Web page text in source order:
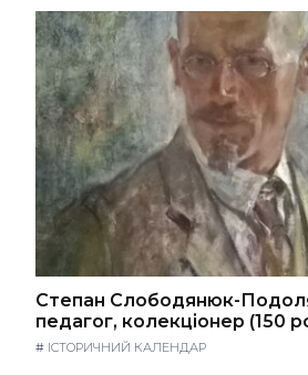
Степан Слободянюк-
педагог, колекціонер (150
# ІСТОРИЧНИЙ КАЛЕНДАР